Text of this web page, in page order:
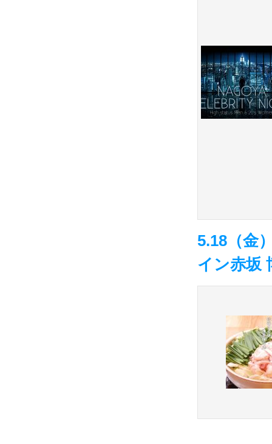
5.18（金
イン赤坂